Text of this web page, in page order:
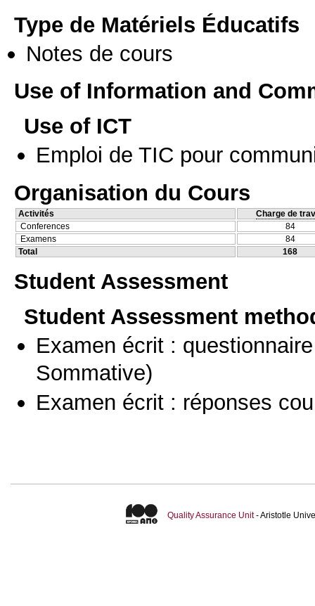
Type de Matériels Éducatifs
Notes de cours
Use of Information and
Use of ICT
Emploi de TIC pour
Organisation du Cours
Activités
Charge de
Conferences
84
Examens
84
Total
168
Student Assessment
Student Assessment
Examen écrit :
Sommative)
Examen écrit : réponses
Quality Assurance Unit- Aristotle